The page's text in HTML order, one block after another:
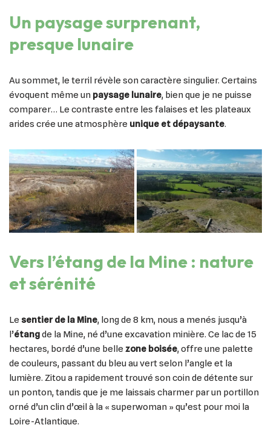
Un paysage surprenant,
presque lunaire
Au sommet, le terril révèle son caractère singulier. Certains
évoquent même un paysage lunaire, bien que je ne puisse
comparer… Le contraste entre les falaises et les plateaux
arides crée une atmosphère unique et dépaysante.
Vers l’étang de la Mine : nature
et sérénité
Le sentier de la Mine, long de 8 km, nous a menés jusqu’à
l’étangde la Mine, né d’une excavation minière. Ce lac de 15
hectares, bordé d’une belle zone boisée, offre une palette
de couleurs, passant du bleu au vert selon l’angle et la
lumière. Zitou a rapidement trouvé son coin de détente sur
un ponton, tandis que je me laissais charmer par un portillon
orné d’un clin d’œil à la « superwoman » qu’est pour moi la
Loire-Atlantique.